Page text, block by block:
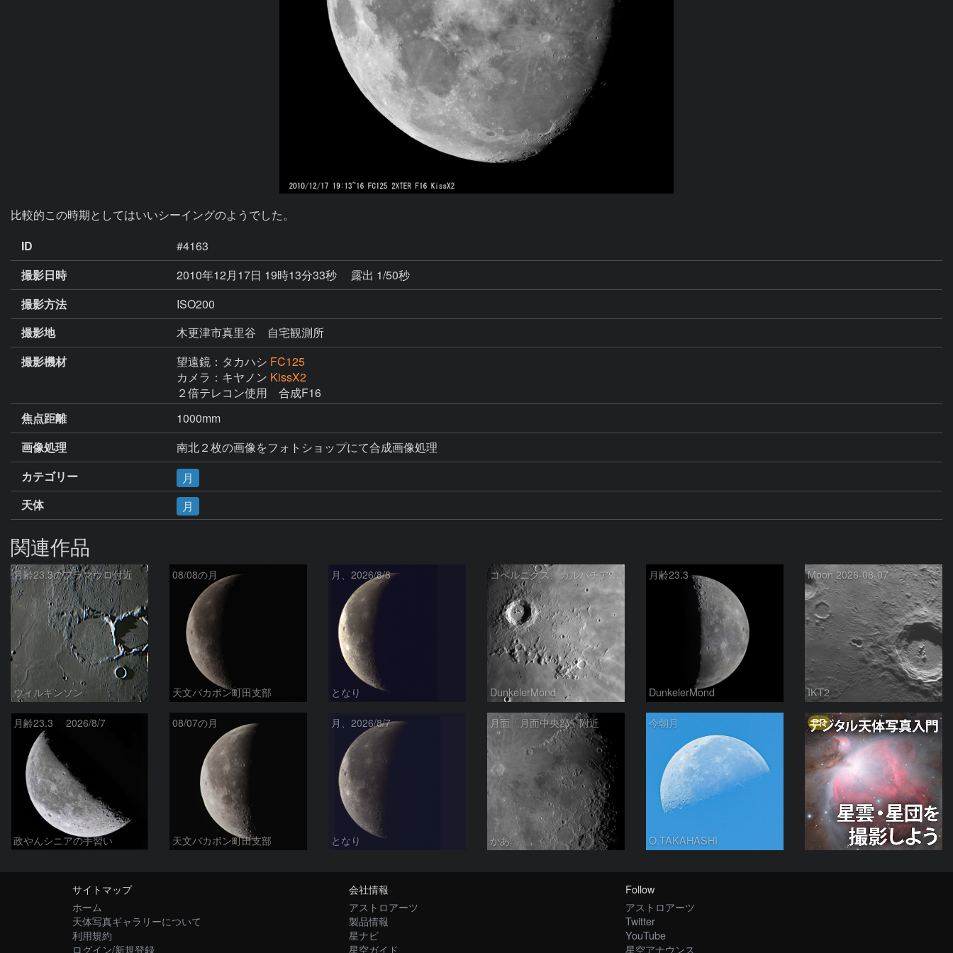
比較的この時期としてはいいシーイングのようでした。
ID
#4163
撮影日時
2010年12月17日 19時13分33秒
露出 1/50秒
撮影方法
ISO200
撮影地
木更津市真里谷 自宅観測所
撮影機材
望遠鏡：タカハシ FC125
カメラ：キヤノン KissX2
２倍テレコン使用　合成F16
焦点距離
1000mm
画像処理
南北２枚の画像をフォトショップにて合成画像処理
カテゴリー
月
天体
月
関連作品
月齢23.3のフラマウロ付近
ウィルキンソン
08/08の月
天文バカボン町田支部
月、2026/8/8
となり
コペルニクス、カルパチア山脈付近
DunkelerMond
月齢23.3
DunkelerMond
Moon 2026-08-07
IKT2
月齢23.3 2026/8/7
政やんシニアの手習い
08/07の月
天文バカボン町田支部
月、2026/8/7
となり
月面「月面中央部」附近
かあ
今朝月
O.TAKAHASHI
PR
サイトマップ
ホーム
天体写真ギャラリーについて
利用規約
ログイン/新規登録
会社情報
アストロアーツ
製品情報
星ナビ
星空ガイド
Follow
アストロアーツ
Twitter
YouTube
星空アナウンス